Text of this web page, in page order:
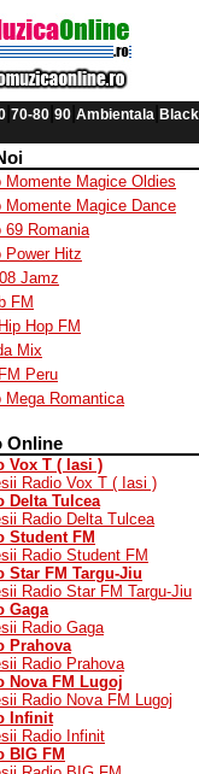
70-80 90 Ambientala Black
Momente Magice Oldies
Momente Magice Dance
69 Romania
Power Hitz
Jamz
FM
Hop FM
Mix
Peru
Mega Romantica
Online
Vox T ( Iasi )
Radio Vox T ( Iasi )
Delta Tulcea
Radio Delta Tulcea
Student FM
Radio Student FM
Star FM Targu-Jiu
Radio Star FM Targu-Jiu
Gaga
Radio Gaga
Prahova
Radio Prahova
Nova FM Lugoj
Radio Nova FM Lugoj
Infinit
Radio Infinit
BIG FM